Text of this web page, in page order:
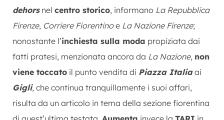
dehors nel centro storico, informano La Repubblica
Firenze, Corriere Fiorentinoe La Nazione Firenze;
nonostante l’inchiesta sulla moda propiziata dai
fatti pratesi, menzionata ancora da La Nazione, non
viene toccato il punto vendita di Piazza Italiaai
Gigli, che continua tranquillamente i suoi affari,
risulta da un articolo in tema della sezione fiorentina